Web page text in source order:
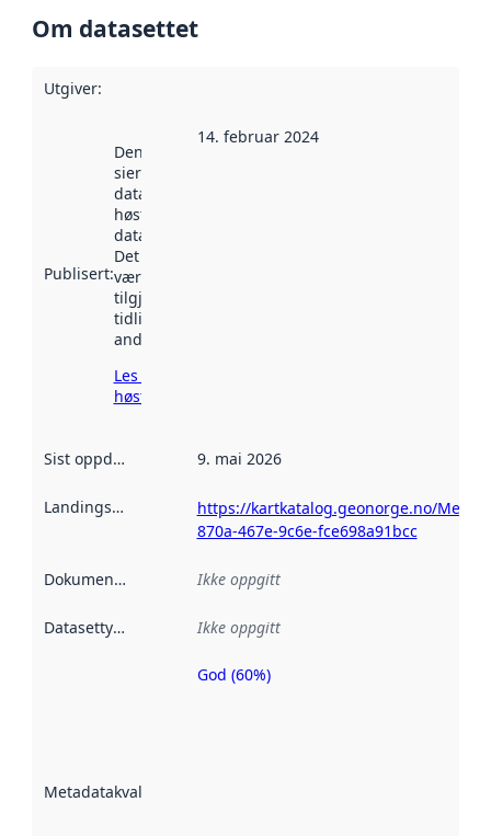
Om datasettet
Utgiver:
Publisert:
Denne datoen
sier når
datasettet ble
høstet av
data.norge.no.
Det kan ha
vært
tilgjengelig
tidligere
andre steder.
Les mer om
høsting her
14. februar 2024
Sist oppdatert 9. mai 2026
Landingsside
https://kartkatalog.geonorge.no/
870a-467e-9c6e-fce698a91bcc
Dokumentasjon Ikke oppgitt
Datasettype Ikke oppgitt
Metadatakvalitet
Metadatakvalitet
God (60%)